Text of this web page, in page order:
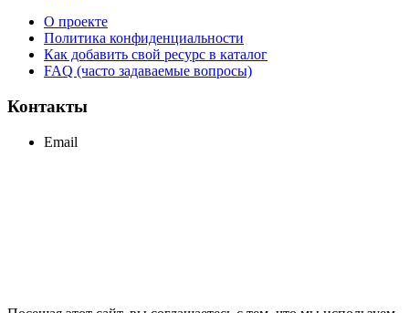
О проекте
Политика конфиденциальности
Как добавить свой ресурс в каталог
FAQ (часто задаваемые вопросы)
Контакты
Email